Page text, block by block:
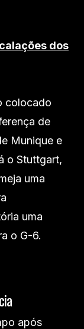
dos
colocado
de
Munique e
o Stuttgart,
uma
uma
o G-6.
após